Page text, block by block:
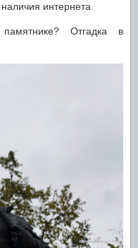
интернета.
Отгадка в